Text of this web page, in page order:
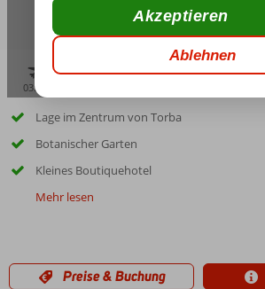
03:30
Lage im Zentrum von Torba
Botanischer Garten
Kleines Boutiquehotel
Mehr lesen
Preise & Buchung